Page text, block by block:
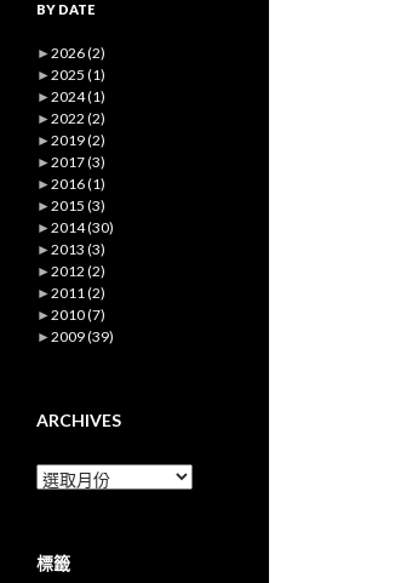
BY DATE
►2026(2)
►2025 (1)
►2024(1)
►2022 (2)
►2019(2)
►2017(3)
►2016(1)
►2015 (3)
►2014(30)
►2013 (3)
►2012 (2)
►2011(2)
►2010(7)
►2009(39)
ARCHIVES
Archives
標籤